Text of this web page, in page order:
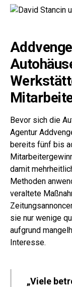
Bevor sich die
Agentur
bereits fünf bis
damit
Methoden
veraltete
sie nur wenige
aufgrund
Interesse.
„Viele